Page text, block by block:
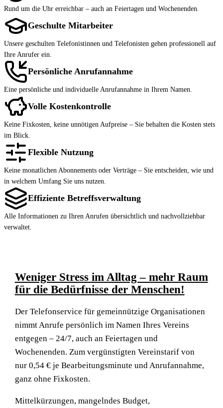
Rund um die Uhr erreichbar – auch an Feiertagen und Wochenenden.
Geschulte Mitarbeiter
Unsere geschulten Telefonistinnen und Telefonisten gehen professionell auf
Ihre Anrufer ein.
Persönliche Anrufannahme
Eine persönliche und individuelle Anrufannahme in Ihrem Namen.
Volle Kostenkontrolle
Keine Fixkosten, keine unnötigen Aufpreise – Sie behalten die Kosten stets
im Blick.
Flexible Nutzung
Keine monatlichen Abonnements oder Verträge – Sie entscheiden, wie und
in welchem Umfang Sie uns nutzen.
Effiziente Betreffsverwaltung
Alle Informationen zu Ihren Anrufen übersichtlich und nachvollziehbar
verwaltet.
Weniger Stress im Alltag – mehr Raum
für die Bedürfnisse der Menschen!
Der Telefonservice für gemeinnützige Organisationen
nimmt Anrufe persönlich im Namen Ihres Vereins
entgegen – 24/7, auch an Feiertagen und
Wochenenden. Zum vergünstigten Vereinstarif von
nur 0,54 € je Bearbeitungsminute und Anrufannahme,
ganz ohne Fixkosten.
Mittelkürzungen, mangelndes Budget,